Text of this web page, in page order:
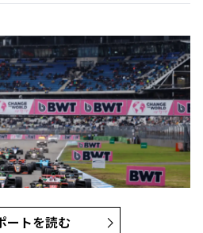
ートを読む